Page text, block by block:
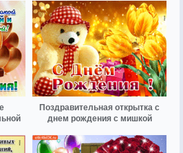
Поздравительная открытка с
днем рождения с мишкой